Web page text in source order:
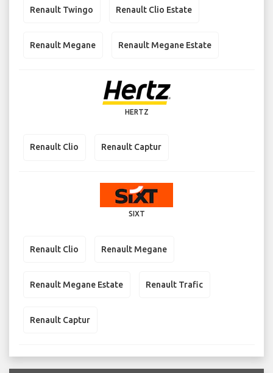
Renault Twingo Renault Clio Estate
Renault Megane Renault Megane Estate
HERTZ
Renault Clio Renault Captur
SIXT
Renault Clio Renault Megane
Renault Megane Estate Renault Trafic
Renault Captur